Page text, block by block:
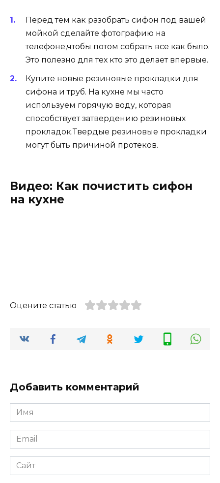
Перед тем как разобрать сифон под вашей
мойкой сделайте фотографию на
телефоне,чтобы потом собрать все как было.
Это полезно для тех кто это делает впервые.
Купите новые резиновые прокладки для
сифона и труб. На кухне мы часто
используем горячую воду, которая
способствует затвердению резиновых
прокладок.Твердые резиновые прокладки
могут быть причиной протеков.
Видео: Как почистить сифон
на кухне
Оцените статью
Добавить комментарий
Имя
*
Email
*
Сайт